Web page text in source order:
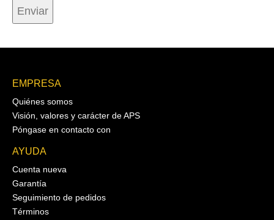
EMPRESA
Quiénes somos
Visión, valores y carácter de APS
Póngase en contacto con
AYUDA
Cuenta nueva
Garantía
Seguimiento de pedidos
Términos